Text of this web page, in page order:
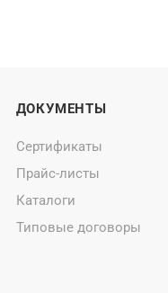
ДОКУМЕНТЫ
Сертификаты
Прайс-листы
Каталоги
Типовые договоры